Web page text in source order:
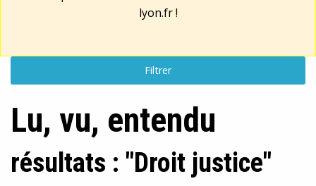
lyon.fr!
Filtrer
Lu, vu, entendu
résultats : "Droit justice"